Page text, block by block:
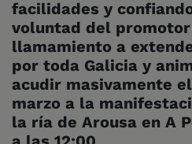
facilidades y
voluntad del promotor
llamamiento a
por toda Galicia y
acudir masivamente
marzo a la
la ría de Arousa en A